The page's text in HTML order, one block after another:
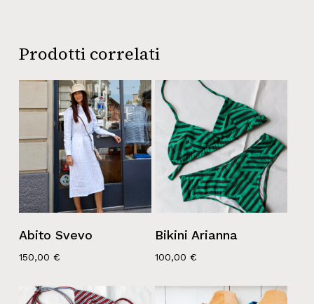
Prodotti correlati
Abito Svevo
150,00 €
Bikini Arianna
100,00€